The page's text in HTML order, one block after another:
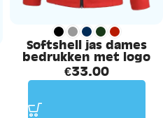
Softshell jas dames
bedrukken met logo
€33.00